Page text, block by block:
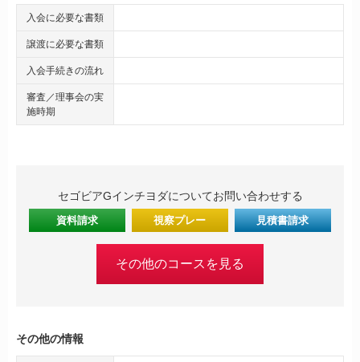
入会に必要な書類
譲渡に必要な書類
入会手続きの流れ
審査／理事会の実
施時期
セゴビアGインチヨダについてお問い合わせする
資料請求 視察プレー 見積書請求
その他のコースを見る
その他の情報